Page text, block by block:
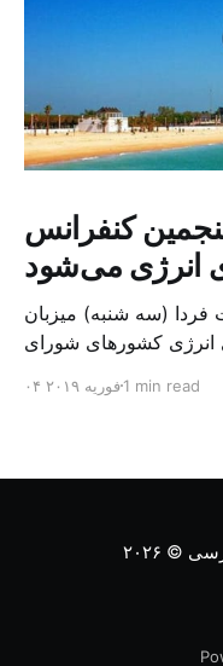
کنفرانس
انرژی می‌شود
(سه شنبه) میزبان
انرژی کشورهای شورای
گاز در این کنفرانس
۰۴ فوریه ۲۰۱۹1 min read
© ۲۰۲۶